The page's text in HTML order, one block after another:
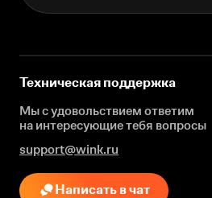
Техническая поддержка
Мы с удовольствием ответим
на интересующиетебя вопросы
support@wink.ru
Написать в чат